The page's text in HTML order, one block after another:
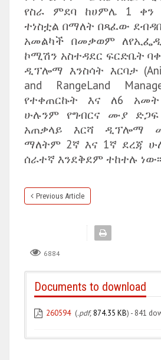
የስራ ምደባ ከሀምሌ 1 ቀን
ተነስቷል በማለት በጻፈው
አመልካች በመቃወም
ኮሚሽን አስተዳደር ፍርድቤት
ዲፕሎማ እንስሳት እርባታ
and RangeLand
የተቀጠርኩት እና ለ6 አመት
ሁሉንም የግብርና ሙያ
አጠቃላይ እርሻ ዲፕሎማ
ማለትም 2ኛ እና 1ኛ ደረጃ
ሰራተኛ እንደቅደም ተከተሉ
Previous Article
6884
Documents to download
260594 (.pdf, 874.35 KB) - 841